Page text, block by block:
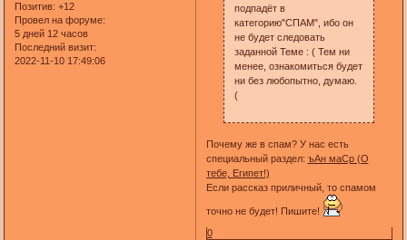
Позитив: +12
Провел на форуме:
5 дней 12 часов
Последний визит:
2022-11-10 17:49:06
подпадёт в
категорию"СПАМ", ибо он
не будет следовать
заданной Теме : ( Тем ни
менее, ознакомиться будет
ни без любопытно, думаю.
(
Почему же в спам? У нас есть
специальный раздел: ъАн маСр (О
тебе, Египет!)
Если рассказ приличный, то спамом
точно не будет! Пишите!
0